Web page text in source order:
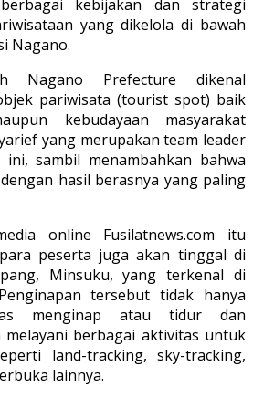
kebijakan dan strategi
yang dikelola di bawah
Nagano.
Nagano Prefecture dikenal
pariwisata (tourist spot) baik
kebudayaan masyarakat
yang merupakan team leader
sambil menambahkan bahwa
hasil berasnya yang paling
online Fusilatnews.com itu
peserta juga akan tinggal di
Minsuku, yang terkenal di
tersebut tidak hanya
menginap atau tidur dan
berbagai aktivitas untuk
land-tracking, sky-tracking,
lainnya.